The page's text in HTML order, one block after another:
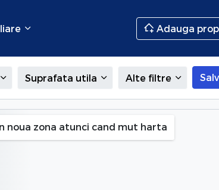
Adauga
Suprafata utila Alte filtre
noua zona atunci cand mut harta